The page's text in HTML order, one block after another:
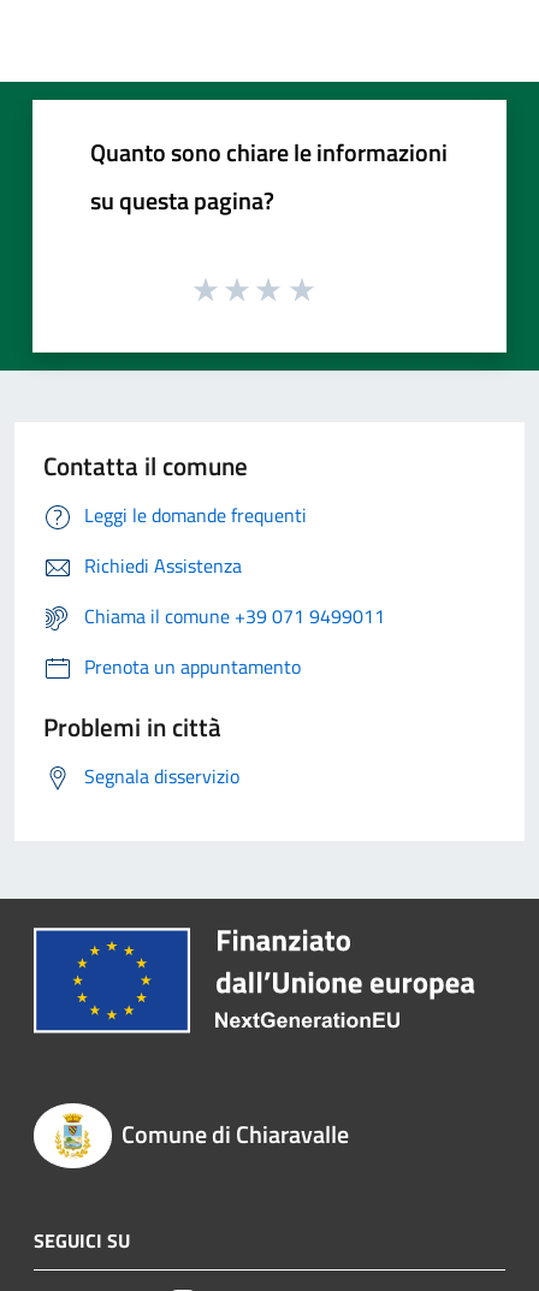
Quanto sono chiare le informazioni
su questa pagina?
Contatta il comune
Leggi le domande frequenti
Richiedi Assistenza
Chiama il comune +39 071 9499011
Prenota un appuntamento
Problemi in città
Segnala disservizio
Comune di Chiaravalle
SEGUICI SU